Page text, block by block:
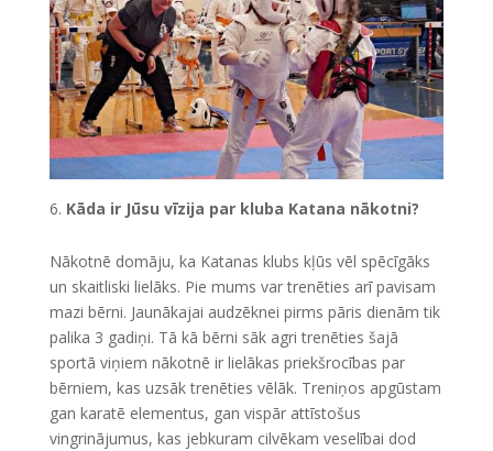
Kāda ir Jūsu vīzija par kluba Katana nākotni?
Nākotnē domāju, ka Katanas klubs kļūs vēl spēcīgāks
un skaitliski lielāks. Pie mums var trenēties arī pavisam
mazi bērni. Jaunākajai audzēknei pirms pāris dienām tik
palika 3 gadiņi. Tā kā bērni sāk agri trenēties šajā
sportā viņiem nākotnē ir lielākas priekšrocības par
bērniem, kas uzsāk trenēties vēlāk. Treniņos apgūstam
gan karatē elementus, gan vispār attīstošus
vingrinājumus, kas jebkuram cilvēkam veselībai dod